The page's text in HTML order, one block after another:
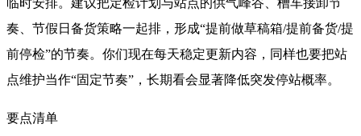
临时安排。建议把定检计划与站点的供气峰谷、槽车接卸节
奏、节假日备货策略一起排，形成“提前做草稿箱/提前备货/提
前停检”的节奏。你们现在每天稳定更新内容，同样也要把站
点维护当作“固定节奏”，长期看会显著降低突发停站概率。
要点清单